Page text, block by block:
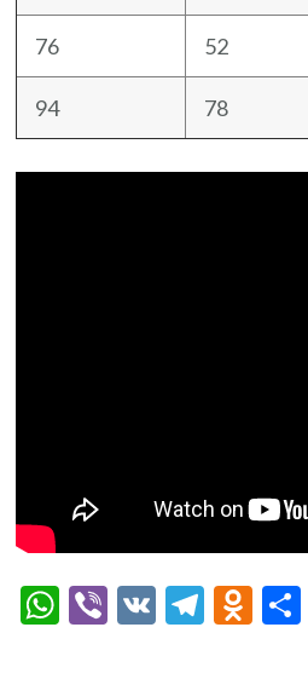
76 52
94 78
WhatsApp
Viber
VK